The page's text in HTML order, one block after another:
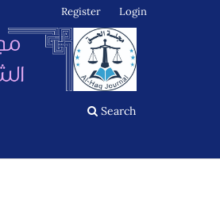
Search
Register Login